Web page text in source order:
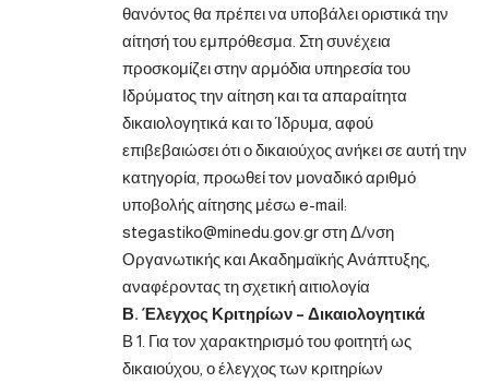
θανόντος θα πρέπει να υποβάλει οριστικά την
αίτησή του εμπρόθεσμα. Στη συνέχεια
προσκομίζει στην αρμόδια υπηρεσία του
Ιδρύματος την αίτηση και τα απαραίτητα
δικαιολογητικά και το Ίδρυμα, αφού
επιβεβαιώσει ότι ο δικαιούχος ανήκει σε αυτή την
κατηγορία, προωθεί τον μοναδικό αριθμό
υποβολής αίτησης μέσω e-mail:
stegastiko@minedu.gov.gr στη Δ/νση
Οργανωτικής και Ακαδημαϊκής Ανάπτυξης,
αναφέροντας τη σχετική αιτιολογία
Β. Έλεγχος Κριτηρίων – Δικαιολογητικά
Β 1. Για τον χαρακτηρισμό του φοιτητή ως
δικαιούχου, ο έλεγχος των κριτηρίων